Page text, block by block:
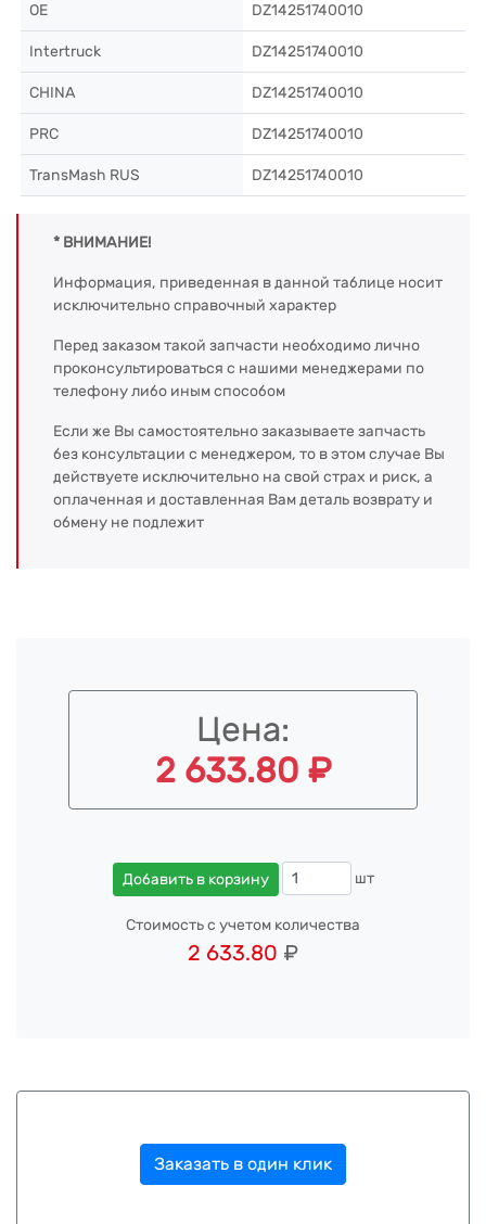
OE DZ14251740010
Intertruck DZ14251740010
CHINA DZ14251740010
PRC DZ14251740010
TransMash RUS DZ14251740010
* ВНИМАНИЕ!
Информация, приведенная в данной таблице носит
исключительно справочный характер
Перед заказом такой запчасти необходимо лично
проконсультироваться с нашими менеджерами по
телефону либо иным способом
Если же Вы самостоятельно заказываете запчасть
без консультации с менеджером, то в этом случае Вы
действуете исключительно на свой страх и риск, а
оплаченная и доставленная Вам деталь возврату и
обмену не подлежит
Цена:
2 633.80 ₽
Добавить в корзину шт
Стоимость с учетом количества
2 633.80 ₽
Заказать в один клик